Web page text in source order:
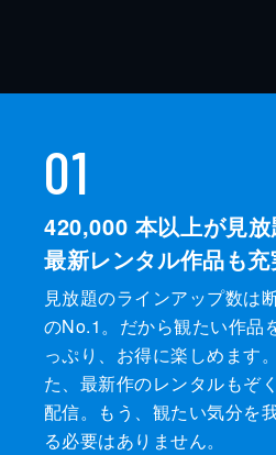
01
420,000 本以上が見放
最新レンタル作品も充
見放題のラインアップ数は
のNo.1。だから観たい作品
っぷり、お得に楽しめます
た、最新作のレンタルもぞ
配信。もう、観たい気分を
る必要はありません。